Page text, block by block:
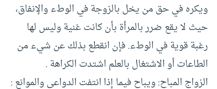
ويكره في حق من يخل بالزوجة في الوطء والإنفاق،
حيث لا يقع ضرر بالمرأة بأن كانت غنية وليس لها
رغبة قوية في الوطء. فإن انقطع بذلك عن شيء من
الطاعات أو الاشتغال بالعلم اشتدت الكراهة .
الزواج المباح: ويباح فيما إذا انتفت الدواعي والموانع :